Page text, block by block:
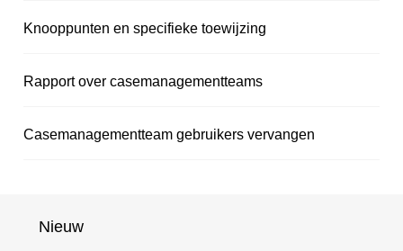
Knooppunten en specifieke toewijzing
Rapport over casemanagementteams
Casemanagementteam gebruikers vervangen
Nieuw